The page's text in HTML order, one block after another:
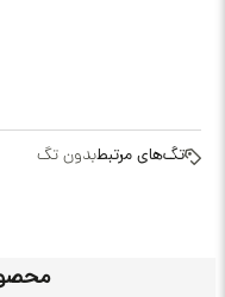
بدون تگ
محصولات